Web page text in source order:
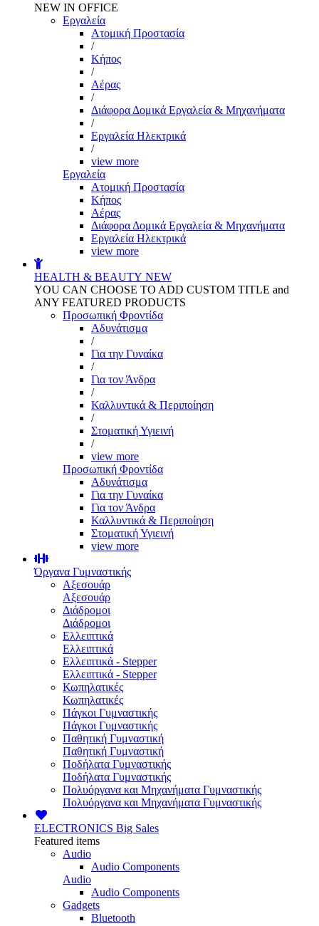
NEW IN OFFICE
Εργαλεία
Aτομική Προστασία
/
Kήπος
/
Αέρας
/
Διάφορα Δομικά Εργαλεία & Μηχανήματα
/
Εργαλεία Ηλεκτρικά
/
view more
Εργαλεία
Aτομική Προστασία
Kήπος
Αέρας
Διάφορα Δομικά Εργαλεία & Μηχανήματα
Εργαλεία Ηλεκτρικά
view more
HEALTH & BEAUTY NEW
YOU CAN CHOOSE TO ADD CUSTOM TITLE and
ANY FEATURED PRODUCTS
Προσωπική Φροντίδα
Αδυνάτισμα
/
Για την Γυναίκα
/
Για τον Άνδρα
/
Καλλυντικά & Περιποίηση
/
Στοματική Υγιεινή
/
view more
Προσωπική Φροντίδα
Αδυνάτισμα
Για την Γυναίκα
Για τον Άνδρα
Καλλυντικά & Περιποίηση
Στοματική Υγιεινή
view more
Όργανα Γυμναστικής
Αξεσουάρ
Αξεσουάρ
Διάδρομοι
Διάδρομοι
Ελλειπτικά
Ελλειπτικά
Ελλειπτικά - Stepper
Ελλειπτικά - Stepper
Κωπηλατικές
Κωπηλατικές
Πάγκοι Γυμναστικής
Πάγκοι Γυμναστικής
Παθητική Γυμναστική
Παθητική Γυμναστική
Ποδήλατα Γυμναστικής
Ποδήλατα Γυμναστικής
Πολυόργανα και Μηχανήματα Γυμναστικής
Πολυόργανα και Μηχανήματα Γυμναστικής
ELECTRONICS Big Sales
Featured items
Audio
Audio Components
Audio
Audio Components
Gadgets
Bluetooth